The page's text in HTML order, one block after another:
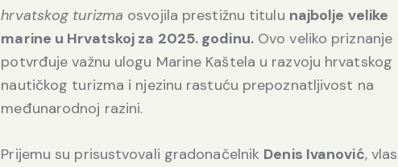
hrvatskog turizma osvojila prestižnu titulu najbolje velike
marine u Hrvatskoj za 2025. godinu.Ovo veliko priznanje
potvrđuje važnu ulogu Marine Kaštela u razvoju hrvatskog
nautičkog turizma i njezinu rastuću prepoznatljivost na
međunarodnoj razini.
Prijemu su prisustvovali gradonačelnik Denis Ivanović,